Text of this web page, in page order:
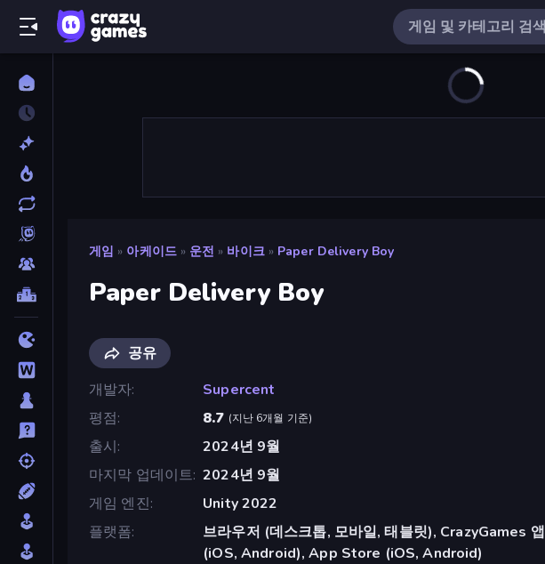
게임 » 아케이드 » 운전 » 바이크 » Paper Delivery Boy
Paper Delivery Boy
공유
개발자
Supercent
평점
8.7 (지난 6개월 기준)
출시
2024년 9월
마지막 업데이트 2024년 9월
게임 엔진
Unity 2022
플랫폼
브라우저 (데스크톱, 모바일, 태블릿), CrazyGames 앱
(iOS, Android), App Store (iOS, Android)